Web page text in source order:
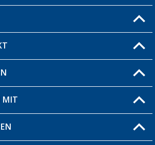
FAQ
MIT